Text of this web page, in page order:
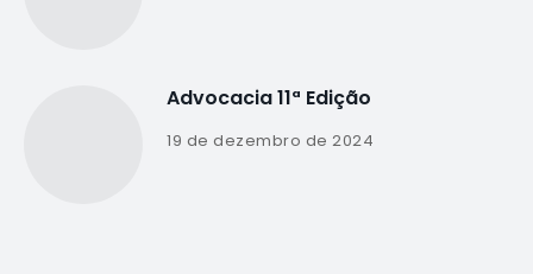
Advocacia 11ª Edição
19 de dezembro de 2024